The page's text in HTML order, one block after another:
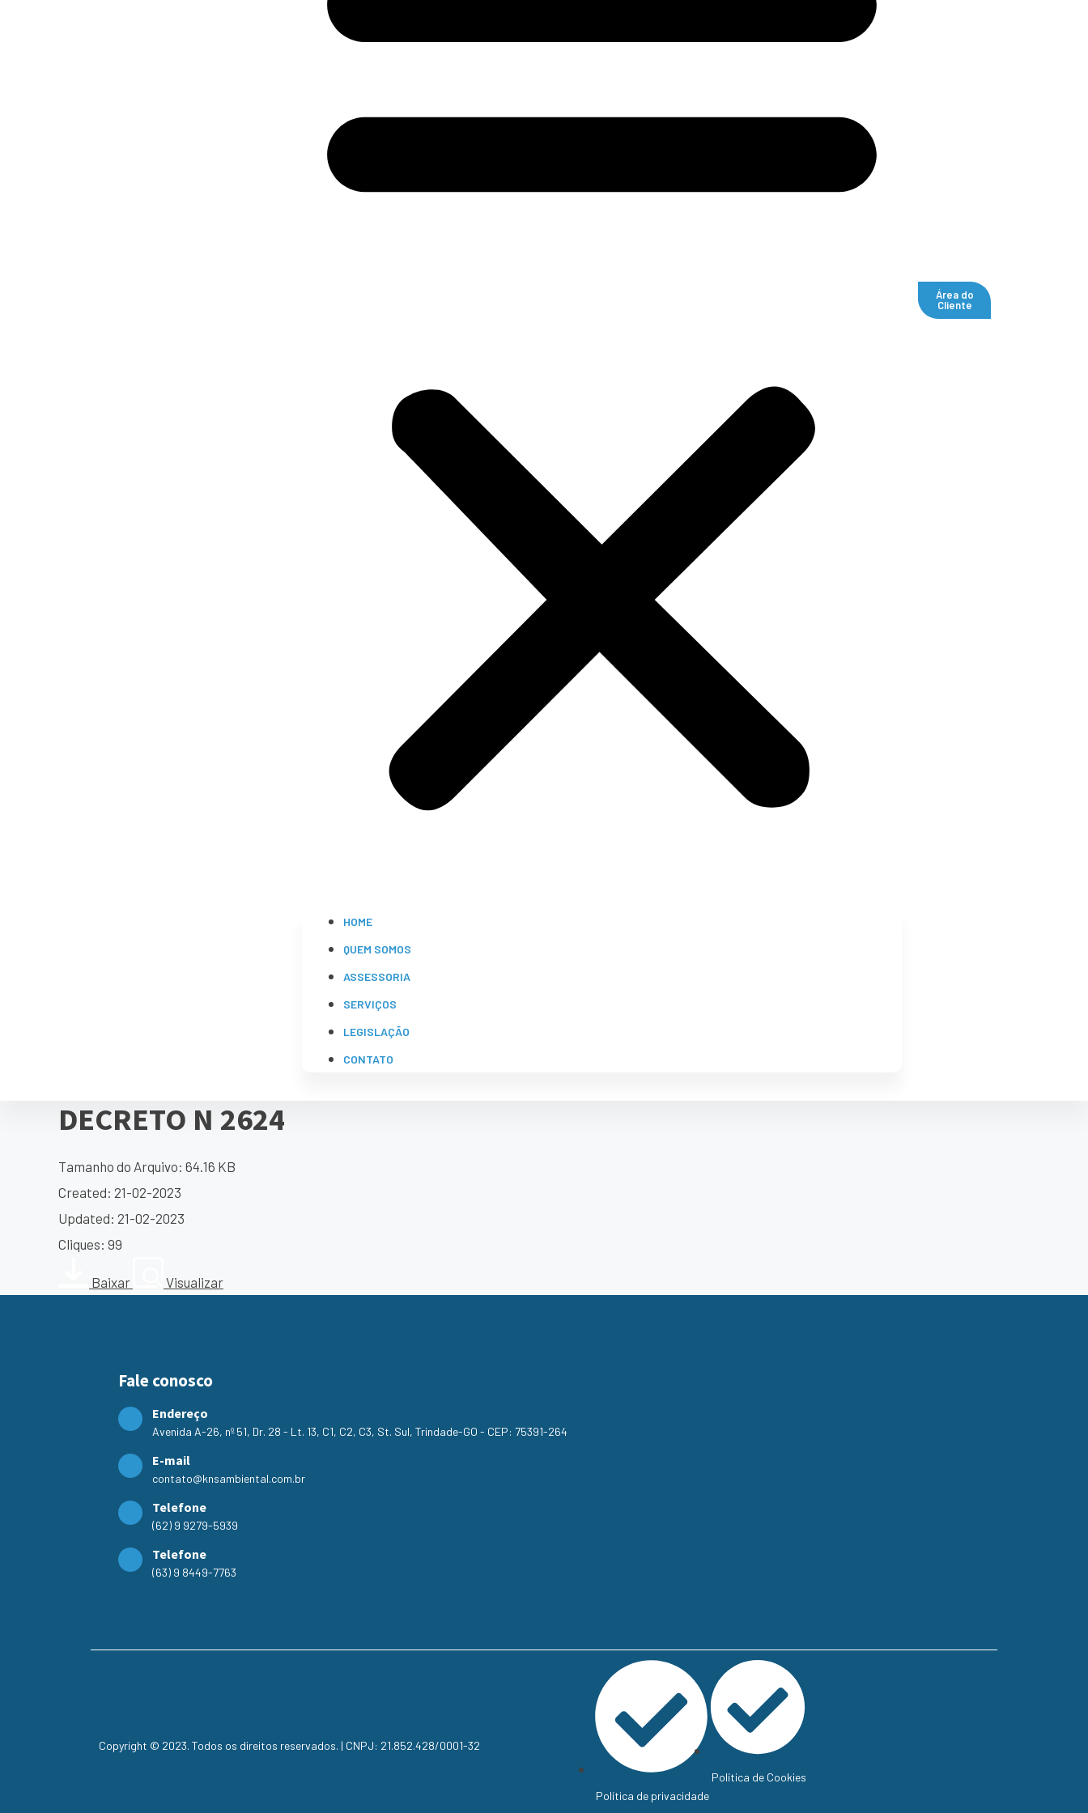
HOME
QUEM SOMOS
ASSESSORIA
SERVIÇOS
LEGISLAÇÃO
CONTATO
Área do
Cliente
DECRETO N 2624
Tamanho do Arquivo: 64.16 KB
Created: 21-02-2023
Updated: 21-02-2023
Cliques: 99
Baixar Visualizar
Fale conosco
Endereço
Avenida A-26, nº 51, Dr. 28 - Lt. 13, C1, C2, C3, St. Sul, Trindade-GO - CEP: 75391-264
E-mail
contato@knsambiental.com.br
Telefone
(62) 9 9279-5939
Telefone
(63) 9 8449-7763
Copyright © 2023. Todos os direitos reservados. | CNPJ: 21.852.428/0001-32
Política de privacidade
Política de Cookies